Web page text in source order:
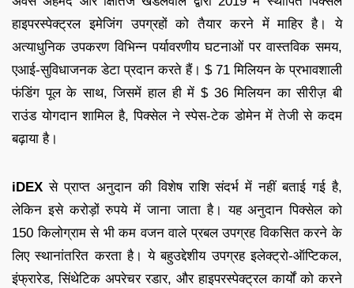
हाइपरस्पेक्ट्रल इमेजिंग उपग्रहों को तैयार करने में माहिर है। ये
अत्याधुनिक उपकरण विभिन्न पर्यावरणीय घटनाओं पर वास्तविक समय,
एआई-सुविधाजनक डेटा प्रदान करते हैं। $ 71 मिलियन के प्रभावशाली
फंडिंग पूल के साथ, जिसमें हाल ही में $ 36 मिलियन का सीरीज़ बी
राउंड योगदान शामिल है, पिक्सेल ने स्पेस-टेक डोमेन में तेजी से कदम
बढ़ाया है।
iDEX से प्राप्त अनुदान की विशेष राशि संदर्भ में नहीं बताई गई है,
लेकिन इसे करोड़ों रुपये में जाना जाता है। यह अनुदान पिक्सेल को
150 किलोग्राम से भी कम वजन वाले प्रबल उपग्रह विकसित करने के
लिए स्थानांतरित करता है। ये बहुउद्देशीय उपग्रह इलेक्ट्रो-ऑप्टिकल,
इंफ्रारेड, सिंथेटिक अपरेचर रडार, और हाइपरस्पेक्ट्रल कार्यों को करने